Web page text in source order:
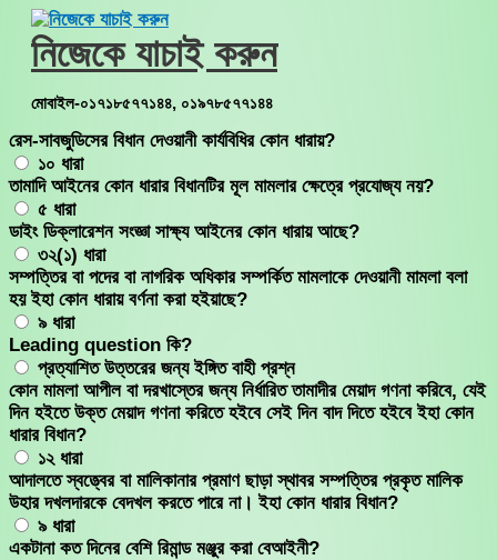
Skip
content
নিজেকে যাচাই করুন
মোবাইল-০১৭১৮৫৭৭১৪৪, ০১৯৭৮৫৭৭১৪৪
রেস-সাবজুডিসের বিধান দেওয়ানী কার্যবিধির কোন ধারায়?
১০ ধারা
তামাদি আইনের কোন ধারার বিধানটির মূল মামলার ক্ষেত্রে প্রযোজ্য নয়?
৫ ধারা
ডাইং ডিক্লারেশন সংজ্ঞা সাক্ষ্য আইনের কোন ধারায় আছে?
৩২(১) ধারা
সম্পত্তির বা পদের বা নাগরিক অধিকার সম্পর্কিত মামলাকে দেওয়ানী মামলা বলা
হয় ইহা কোন ধারায় বর্ণনা করা হইয়াছে?
৯ ধারা
Leading question কি?
প্রত্যাশিত উত্তরের জন্য ইঙ্গিত বাহী প্রশ্ন
কোন মামলা আপীল বা দরখাস্তের জন্য নির্ধারিত তামাদীর মেয়াদ গণনা করিবে, যেই
দিন হইতে উক্ত মেয়াদ গণনা করিতে হইবে সেই দিন বাদ দিতে হইবে ইহা কোন
ধারার বিধান?
১২ ধারা
আদালতে স্বত্ত্বের বা মালিকানার প্রমাণ ছাড়া স্থাবর সম্পত্তির প্রকৃত মালিক
উহার দখলদারকে বেদখল করতে পারে না। ইহা কোন ধারার বিধান?
৯ ধারা
একটানা কত দিনের বেশি রিমান্ড মঞ্জুর করা বেআইনী?